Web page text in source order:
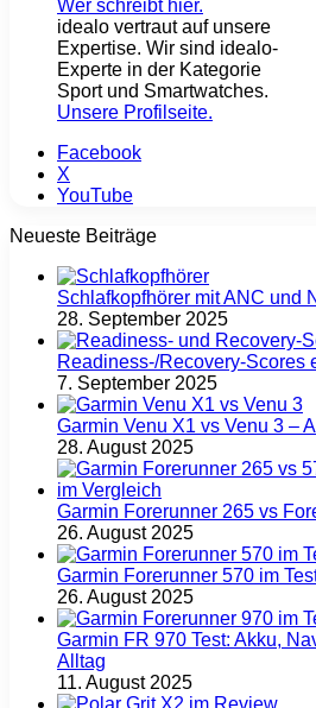
idealo vertraut auf unsere
Expertise. Wir sind idealo-
Experte in der Kategorie
Sport und Smartwatches.
Unsere Profilseite.
Facebook
X
YouTube
Neueste Beiträge
Schlafkopfhörer mit ANC und
28. September 2025
Readiness-/Recovery-Scores
7. September 2025
Garmin Venu X1 vs Venu 3 –
28. August 2025
Garmin Forerunner 265 vs
26. August 2025
Garmin Forerunner 570 im
26. August 2025
Garmin FR 970 Test: Akku,
Alltag
11. August 2025